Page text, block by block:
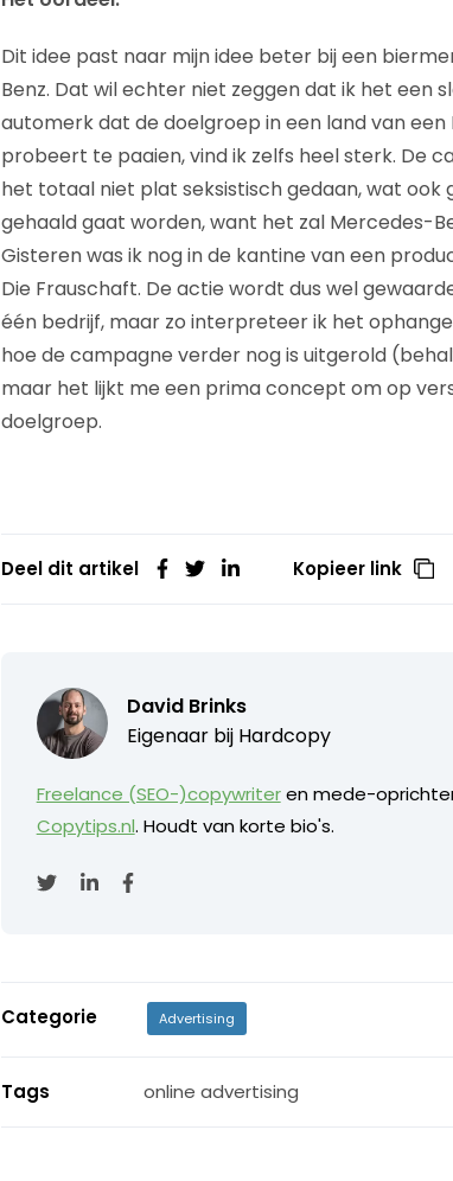
Dit idee past naar mijn idee beter bij een
Benz. Dat wil echter niet zeggen dat ik het een
automerk dat de doelgroep in een land van
probeert te paaien, vind ik zelfs heel sterk. De
het totaal niet plat seksistisch gedaan, wat ook
gehaald gaat worden, want het zal Mercedes-
Gisteren was ik nog in de kantine van een
Die Frauschaft. De actie wordt dus wel
één bedrijf, maar zo interpreteer ik het
hoe de campagne verder nog is uitgerold
maar het lijkt me een prima concept om op
doelgroep.
Deel dit artikel Kopieer link
David Brinks
Eigenaar bij Hardcopy
Freelance (SEO-)copywriteren mede-
Copytips.nl. Houdt van korte bio's.
Categorie Advertising
Tags online advertising